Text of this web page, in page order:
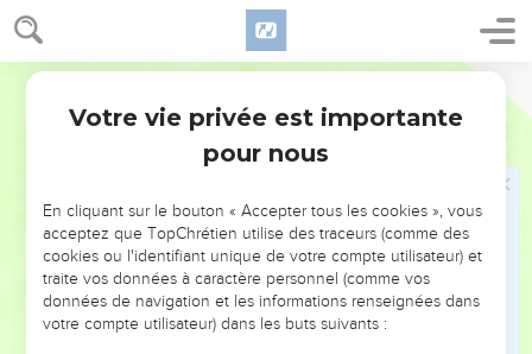
Matthieu 22
loi ? »
Jésus lui répondit : « Tu aimeras le Seigneur, ton Dieu, de
tout ton cœur, de toute ton âme et de toute ta pensée.
C'est le premier commandement et le plus grand.
Et voici le deuxième, qui lui est semblable : Tu aimeras ton
De ces deux commandements dépendent toute la loi et
les prophètes. »
Le Messie et David
Votre vie privée est importante
pour nous
En cliquant sur le bouton « Accepter tous les cookies », vous
acceptez que TopChrétien utilise des traceurs (comme des
cookies ou l'identifiant unique de votre compte utilisateur) et
traite vos données à caractère personnel (comme vos
données de navigation et les informations renseignées dans
votre compte utilisateur) dans les buts suivants :